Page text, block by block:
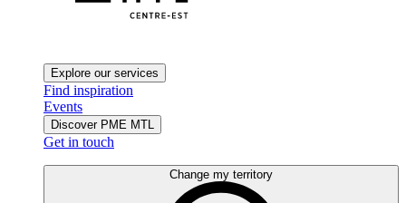
Explore our services
Find inspiration
Events
Discover PME MTL
Get in touch
Change my territory